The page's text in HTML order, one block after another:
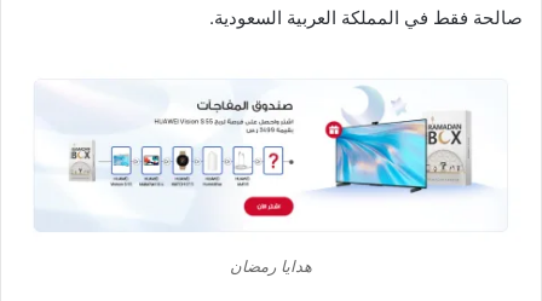
صالحة فقط في المملكة العربية السعودية.
هدايا رمضان